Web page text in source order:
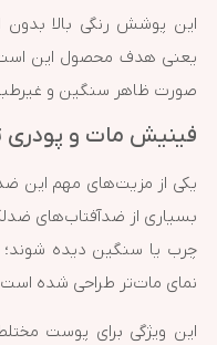
این پوشش رنگی بالا
یعنی هدف محصول این است
صورت ظاهر سنگین و
فینیش مات و پودری تا ۸
یکی از مزیت‌های مهم این
بسیاری از ضدآفتاب‌های
نمای مات‌تر طراحی شده
این ویژگی برای پوست